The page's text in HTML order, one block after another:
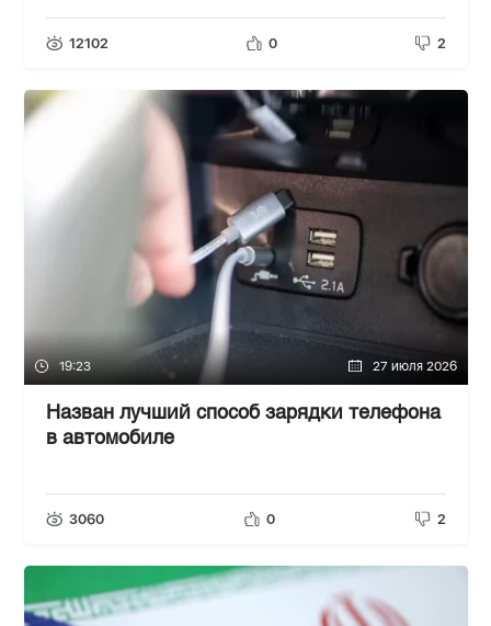
12102 0 2
19:23 27 июля 2026
Назван лучший способ зарядки телефона
в автомобиле
3060 0 2